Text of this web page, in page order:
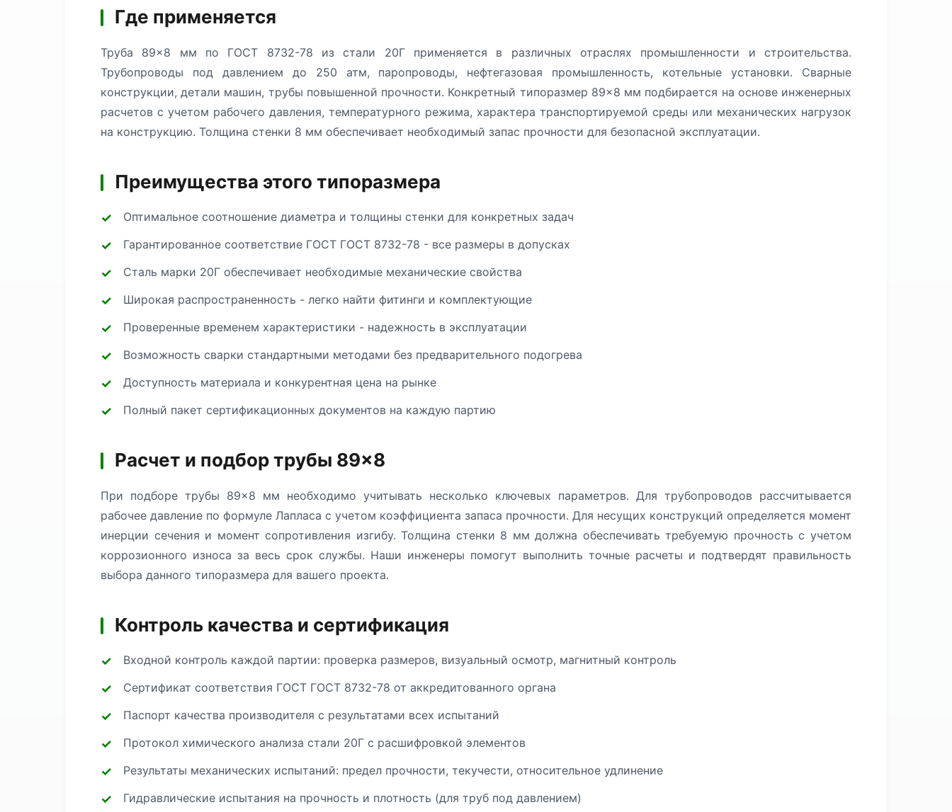
Где применяется
Труба 89×8 мм по ГОСТ 8732-78 из стали 20Г применяется в различных отраслях промышленности и строительства.
Трубопроводы под давлением до 250 атм, паропроводы, нефтегазовая промышленность, котельные установки. Сварные
конструкции, детали машин, трубы повышенной прочности. Конкретный типоразмер 89×8 мм подбирается на основе инженерных
расчетов с учетом рабочего давления, температурного режима, характера транспортируемой среды или механических нагрузок
на конструкцию. Толщина стенки 8 мм обеспечивает необходимый запас прочности для безопасной эксплуатации.
Преимущества этого типоразмера
Оптимальное соотношение диаметра и толщины стенки для конкретных задач
Гарантированное соответствие ГОСТ ГОСТ 8732-78 - все размеры в допусках
Сталь марки 20Г обеспечивает необходимые механические свойства
Широкая распространенность - легко найти фитинги и комплектующие
Проверенные временем характеристики - надежность в эксплуатации
Возможность сварки стандартными методами без предварительного подогрева
Доступность материала и конкурентная цена на рынке
Полный пакет сертификационных документов на каждую партию
Расчет и подбор трубы 89×8
При подборе трубы 89×8 мм необходимо учитывать несколько ключевых параметров. Для трубопроводов рассчитывается
рабочее давление по формуле Лапласа с учетом коэффициента запаса прочности. Для несущих конструкций определяется момент
инерции сечения и момент сопротивления изгибу. Толщина стенки 8 мм должна обеспечивать требуемую прочность с учетом
коррозионного износа за весь срок службы. Наши инженеры помогут выполнить точные расчеты и подтвердят правильность
выбора данного типоразмера для вашего проекта.
Контроль качества и сертификация
Входной контроль каждой партии: проверка размеров, визуальный осмотр, магнитный контроль
Сертификат соответствия ГОСТ ГОСТ 8732-78 от аккредитованного органа
Паспорт качества производителя с результатами всех испытаний
Протокол химического анализа стали 20Г с расшифровкой элементов
Результаты механических испытаний: предел прочности, текучести, относительное удлинение
Гидравлические испытания на прочность и плотность (для труб под давлением)